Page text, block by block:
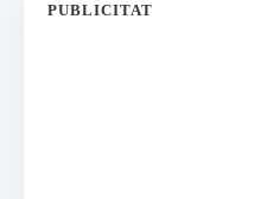
PUBLICITAT